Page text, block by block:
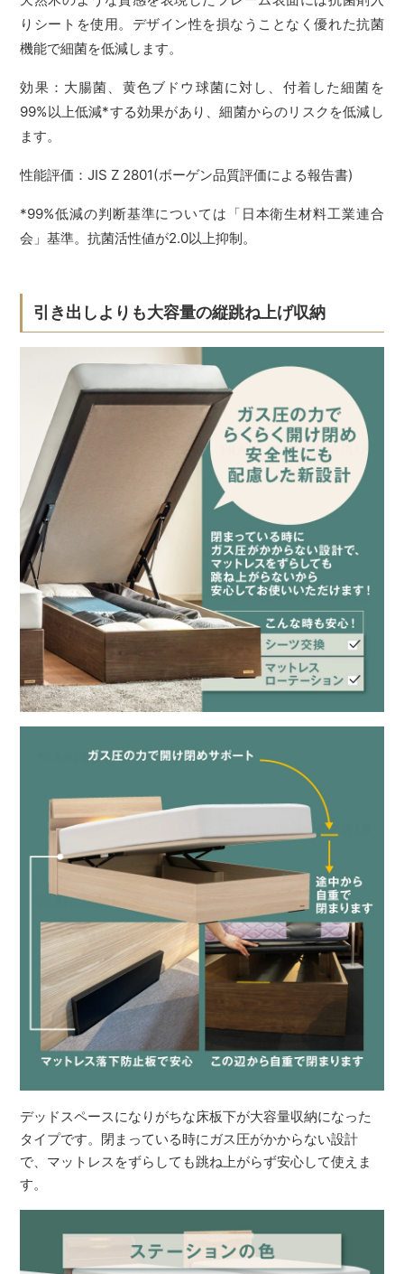
りシートを使用。デザイン性を損なうことなく優れた抗菌
機能で細菌を低減します。
効果：大腸菌、黄色ブドウ球菌に対し、付着した細菌を
99%以上低減*する効果があり、細菌からのリスクを低減し
ます。
性能評価：JIS Z 2801(ボーゲン品質評価による報告書)
*99%低減の判断基準については「日本衛生材料工業連合
会」基準。抗菌活性値が2.0以上抑制。
引き出しよりも大容量の縦跳ね上げ収納
デッドスペースになりがちな床板下が大容量収納になった
タイプです。閉まっている時にガス圧がかからない設計
で、マットレスをずらしても跳ね上がらず安心して使えま
す。